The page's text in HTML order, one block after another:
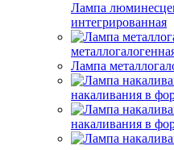
Лампа
интегрированная
Лампа
накаливания в
накаливания в